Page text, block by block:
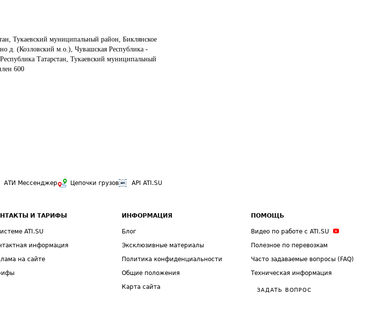
Тукаевский муниципальный район, Биклянское
д. (Козловский м.о.), Чувашская Республика -
Татарстан, Тукаевский муниципальный
600
АТИ Мессенджер Цепочки грузов API ATI.SU
И ТАРИФЫ
ATI.SU
информация
на сайте
ИНФОРМАЦИЯ
Блог
Эксклюзивные материалы
Политика конфиденциальности
Общие положения
Карта сайта
ПОМОЩЬ
Видео по работе с ATI.SU
Полезное по перевозкам
Часто задаваемые вопросы (FAQ)
Техническая информация
ЗАДАТЬ ВОПРОС